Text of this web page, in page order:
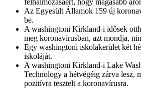
Az Egyesült Államok 159 új
be.
A washingtoni Kirkland-i idősek
meg koronavírusban, azt mondja,
Egy washingtoni iskolakerület két
iskoláját.
A washingtoni Kirkland-i Lake
Technology a hétvégéig zárva lesz,
pozitívra tesztelt a koronavírusra.